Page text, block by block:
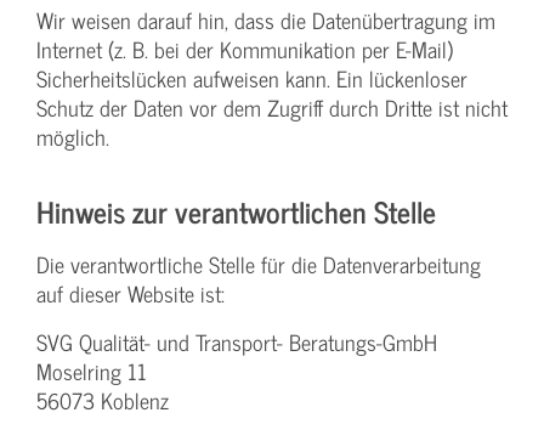
Wir weisen darauf hin, dass die Datenübertragung im
Internet (z. B. bei der Kommunikation per E-Mail)
Sicherheitslücken aufweisen kann. Ein lückenloser
Schutz der Daten vor dem Zugriff durch Dritte ist nicht
möglich.
Hinweis zur verantwortlichen Stelle
Die verantwortliche Stelle für die Datenverarbeitung
auf dieser Website ist:
SVG Qualität- und Transport- Beratungs-GmbH
Moselring 11
56073 Koblenz